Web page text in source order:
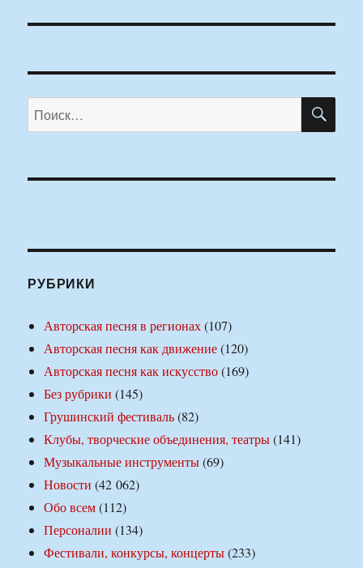
Искать:
РУБРИКИ
Авторская песня в регионах(107)
Авторская песня как движение(120)
Авторская песня как искусство(169)
Без рубрики (145)
Грушинский фестиваль(82)
Клубы, творческие объединения, театры(141)
Музыкальные инструменты(69)
Новости (42 062)
Обо всем(112)
Персоналии (134)
Фестивали, конкурсы, концерты(233)